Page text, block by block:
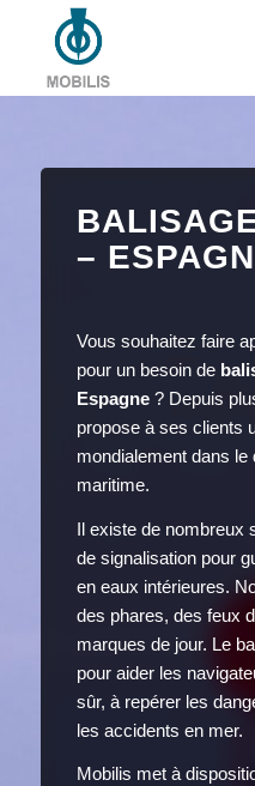
–
Vous souhaitez faire
pour un besoin de
Espagne? Depuis
propose à ses clients
mondialement dans le
maritime.
Il existe de nombreux
de signalisation pour
en eaux intérieures.
des phares, des feux
marques de jour. Le
pour aider les
sûr, à repérer les
les accidents en mer.
Mobilis met à